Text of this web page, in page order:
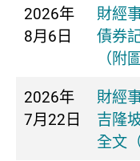
2026年
8月6日
財經
債券
（附
2026年
7月22日
財經
吉隆
全文